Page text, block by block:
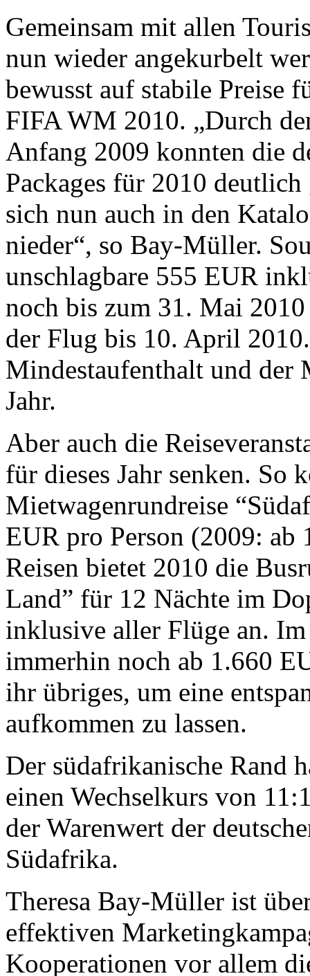
Gemeinsam mit allen
nun wieder angekurbelt
bewusst auf stabile Preise
FIFA WM 2010. „Durch
Anfang 2009 konnten die
Packages für 2010
sich nun auch in den
nieder“, so Bay-Müller.
unschlagbare 555 EUR
noch bis zum 31. Mai
der Flug bis 10. April
Mindestaufenthalt und der
Jahr.
Aber auch die
für dieses Jahr senken. So
Mietwagenrundreise
EUR pro Person (2009:
Reisen bietet 2010 die
Land” für 12 Nächte im
inklusive aller Flüge an.
immerhin noch ab 1.660
ihr übriges, um eine
aufkommen zu lassen.
Der südafrikanische Rand
einen Wechselkurs von
der Warenwert der
Südafrika.
Theresa Bay-Müller ist
effektiven
Kooperationen vor allem